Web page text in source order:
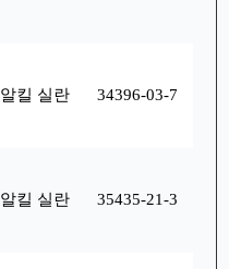
알킬 실란 34396-03-7
알킬 실란 35435-21-3